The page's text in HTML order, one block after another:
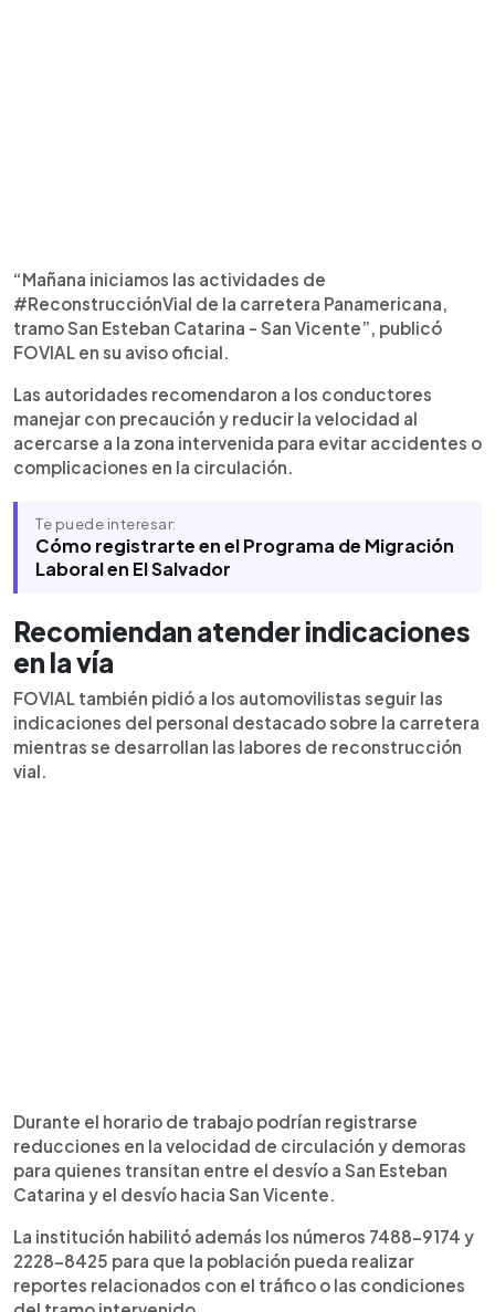
“Mañana iniciamos las actividades de
#ReconstrucciónVial de la carretera Panamericana,
tramo San Esteban Catarina - San Vicente”, publicó
FOVIAL en su aviso oficial.
Las autoridades recomendaron a los conductores
manejar con precaución y reducir la velocidad al
acercarse a la zona intervenida para evitar accidentes o
complicaciones en la circulación.
Te puede interesar:
Cómo registrarte en el Programa de Migración
Laboral en El Salvador
Recomiendan atender indicaciones
en la vía
FOVIAL también pidió a los automovilistas seguir las
indicaciones del personal destacado sobre la carretera
mientras se desarrollan las labores de reconstrucción
vial.
Durante el horario de trabajo podrían registrarse
reducciones en la velocidad de circulación y demoras
para quienes transitan entre el desvío a San Esteban
Catarina y el desvío hacia San Vicente.
La institución habilitó además los números 7488-9174 y
2228-8425 para que la población pueda realizar
reportes relacionados con el tráfico o las condiciones